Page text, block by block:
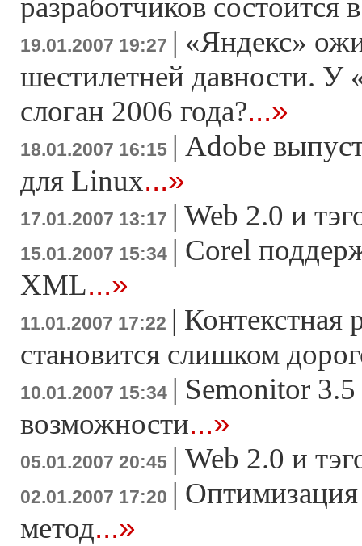
разработчиков состоится
19.01.2007 19:27 | «Яндекс»
шестилетней давности. У
слоган 2006 года?...»
18.01.2007 16:15 | Adobe
для Linux...»
17.01.2007 13:17 | Web 2.0 и
15.01.2007 15:34 | Corel
XML...»
11.01.2007 17:22 | Контекстная
становится слишком
10.01.2007 15:34 | Semonitor
возможности...»
05.01.2007 20:45 | Web 2.0 и
02.01.2007 17:20 | Оптимизация
метод...»